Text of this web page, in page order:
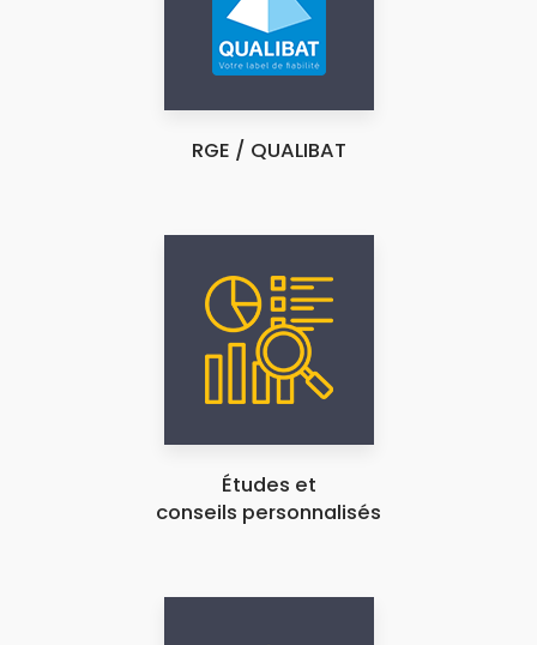
RGE / QUALIBAT
Études et
conseils personnalisés